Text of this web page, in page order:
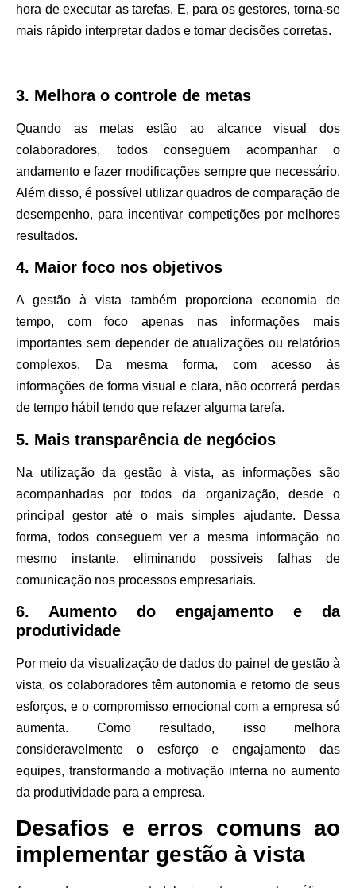
hora de executar as tarefas. E, para os gestores, torna-se
mais rápido interpretar dados e tomar decisões corretas.
3. Melhora o controle de metas
Quando as metas estão ao alcance visual dos
colaboradores, todos conseguem acompanhar o
andamento e fazer modificações sempre que necessário.
Além disso, é possível utilizar quadros de comparação de
desempenho, para incentivar competições por melhores
resultados.
4. Maior foco nos objetivos
A gestão à vista também proporciona economia de
tempo, com foco apenas nas informações mais
importantes sem depender de atualizações ou relatórios
complexos. Da mesma forma, com acesso às
informações de forma visual e clara, não ocorrerá perdas
de tempo hábil tendo que refazer alguma tarefa.
5. Mais transparência de negócios
Na utilização da gestão à vista, as informações são
acompanhadas por todos da organização, desde o
principal gestor até o mais simples ajudante. Dessa
forma, todos conseguem ver a mesma informação no
mesmo instante, eliminando possíveis falhas de
comunicação nos processos empresariais.
6. Aumento do engajamento e da
produtividade
Por meio da visualização de dados do painel de gestão à
vista, os colaboradores têm autonomia e retorno de seus
esforços, e o compromisso emocional com a empresa só
aumenta. Como resultado, isso melhora
consideravelmente o esforçoeengajamento das
equipes, transformando a motivação interna no aumento
da produtividade para a empresa.
Desafios e erros comuns ao
implementar gestão à vista